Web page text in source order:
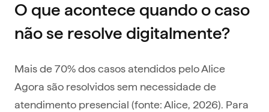
O que acontece quando o caso
não se resolve digitalmente?
Mais de 70% dos casos atendidos pelo Alice
Agora são resolvidos sem necessidade de
atendimento presencial (fonte: Alice, 2026). Para